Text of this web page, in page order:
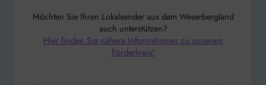
Möchten Sie Ihren Lokalsender aus dem Weserbergland
auch unterstützen?
Hier finden Sie nähere Informationen zu unserem
Förderkreis!